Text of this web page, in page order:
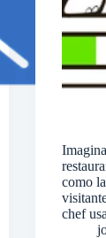
como
chef